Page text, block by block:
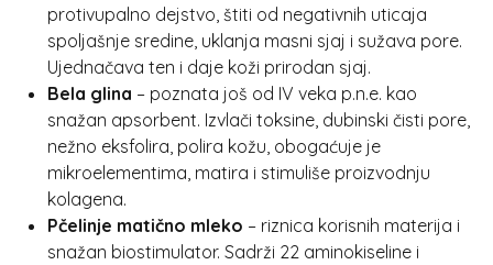
protivupalno dejstvo, štiti od negativnih uticaja
spoljašnje sredine, uklanja masni sjaj i sužava pore.
Ujednačava ten i daje koži prirodan sjaj.
Bela glina – poznata još od IV veka p.n.e. kao
snažan apsorbent. Izvlači toksine, dubinski čisti pore,
nežno eksfolira, polira kožu, obogaćuje je
mikroelementima, matira i stimuliše proizvodnju
kolagena.
Pčelinje matično mleko – riznica korisnih materija i
snažan biostimulator. Sadrži 22 aminokiseline i